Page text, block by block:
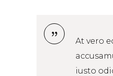
At vero
iusto